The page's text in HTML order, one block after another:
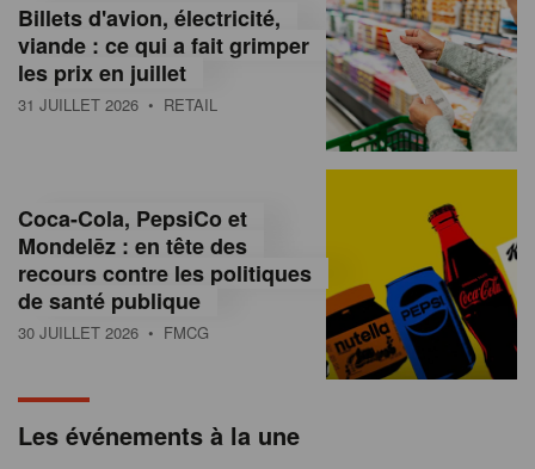
s
s
u
e
e
a
Billets d'avion, électricité,
viande : ce qui a fait grimper
les prix en juillet
31 JUILLET 2026 • RETAIL
Coca-Cola, PepsiCo et
Mondelēz : en tête des
recours contre les politiques
de santé publique
30 JUILLET 2026 • FMCG
Les événements à la une